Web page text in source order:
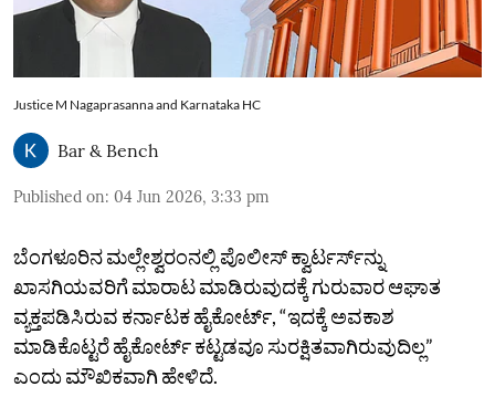
Justice M Nagaprasanna and Karnataka HC
Bar & Bench
Published on: 04 Jun 2026, 3:33 pm
ಬೆಂಗಳೂರಿನ ಮಲ್ಲೇಶ್ವರಂನಲ್ಲಿ ಪೊಲೀಸ್‌ ಕ್ವಾರ್ಟರ್ಸ್‌ನ್ನು
ಖಾಸಗಿಯವರಿಗೆ ಮಾರಾಟ ಮಾಡಿರುವುದಕ್ಕೆ ಗುರುವಾರ ಆಘಾತ
ವ್ಯಕ್ತಪಡಿಸಿರುವ ಕರ್ನಾಟಕ ಹೈಕೋರ್ಟ್‌, “ಇದಕ್ಕೆ ಅವಕಾಶ
ಮಾಡಿಕೊಟ್ಟರೆ ಹೈಕೋರ್ಟ್‌ ಕಟ್ಟಡವೂ ಸುರಕ್ಷಿತವಾಗಿರುವುದಿಲ್ಲ”
ಎಂದು ಮೌಖಿಕವಾಗಿ ಹೇಳಿದೆ.